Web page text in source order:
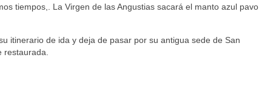
tiempos,. La Virgen de las Angustias sacará el manto azul pavo
itinerario de ida y deja de pasar por su antigua sede de San